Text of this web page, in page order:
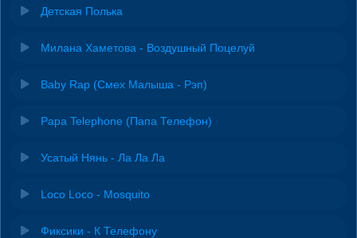
Детская Полька
Милана Хаметова - Воздушный Поцелуй
Baby Rap (Смех Малыша - Рэп)
Papa Telephone (Папа Телефон)
Усатый Нянь - Ла Ла Ла
Loco Loco - Mosquito
Фиксики - К Телефону